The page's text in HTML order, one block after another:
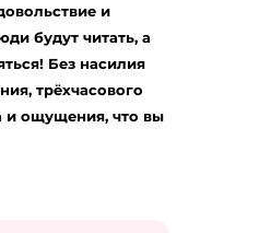
и
будут читать, а
Без насилия
трёхчасового
и ощущения, что вы